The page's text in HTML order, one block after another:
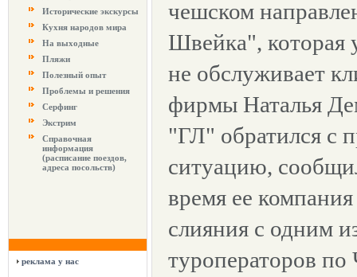
Исторические экскурсы
Кухня народов мира
На выходные
Пляжи
Полезный опыт
Проблемы и решения
Серфинг
Экстрим
Справочная
информация
(расписание поездов,
адреса посольств)
реклама у нас
чешском
Швейка", которая
не обслуживает
фирмы Наталья
"ГЛ" обратился с
ситуацию,
время ее
слияния с одним
туроператоров по